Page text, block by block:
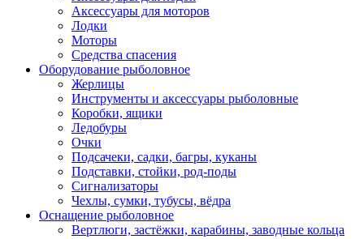
Аксессуары для моторов
Лодки
Моторы
Средства спасения
Оборудование рыболовное
Жерлицы
Инструменты и аксессуары рыболовные
Коробки, ящики
Ледобуры
Очки
Подсачеки, садки, багры, куканы
Подставки, стойки, род-поды
Сигнализаторы
Чехлы, сумки, тубусы, вёдра
Оснащение рыболовное
Вертлюги, застёжки, карабины, заводные кольца